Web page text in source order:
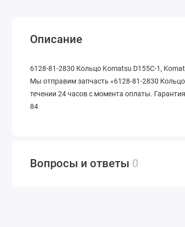
Описание
6128-81-2830 Кольцо Komatsu D155C-1,
Мы отправим запчасть «6128-81-2830
течении 24 часов с момента оплаты.
84
Вопросы и ответы 0